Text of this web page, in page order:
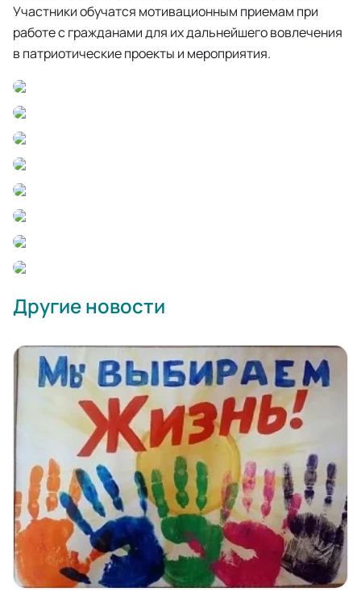
Участники обучатся мотивационным приемам при
работе с гражданами для их дальнейшего вовлечения
в патриотические проекты и мероприятия.
Другие новости